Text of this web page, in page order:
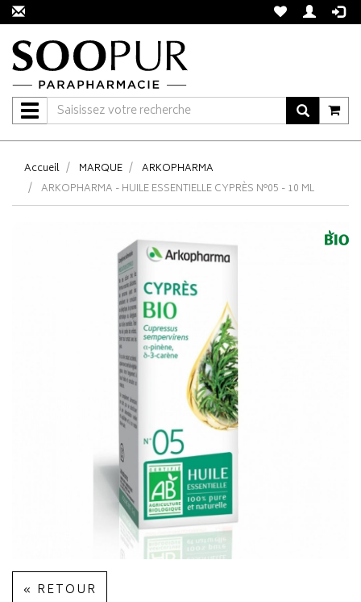
Navigation
Accueil MARQUE
ARKOPHARMA
ARKOPHARMA - HUILE ESSENTIELLE CYPRÈS N°05 - 10 ML
« RETOUR